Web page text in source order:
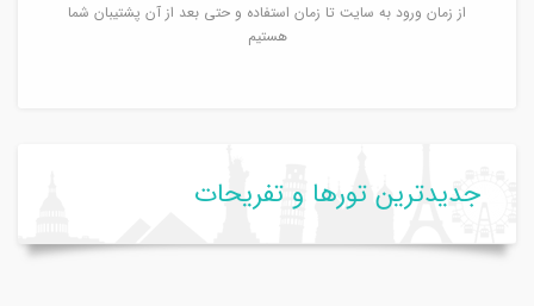
از زمان ورود به سایت تا زمان استفاده و حتی بعد از آن پشتیبان شما
هستیم
جدیدترین تورها و تفریحات